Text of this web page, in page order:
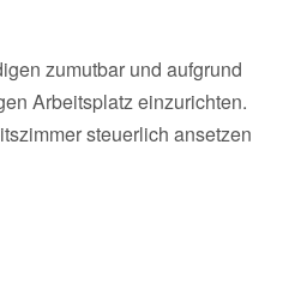
zumutbar und aufgrund
Arbeitsplatz einzurichten.
steuerlich ansetzen